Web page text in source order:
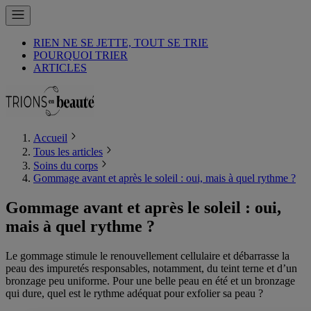
RIEN NE SE JETTE, TOUT SE TRIE
POURQUOI TRIER
ARTICLES
Accueil
Tous les articles
Soins du corps
Gommage avant et après le soleil : oui, mais à quel rythme ?
Gommage avant et après le soleil : oui,
mais à quel rythme ?
Le gommage stimule le renouvellement cellulaire et débarrasse la
peau des impuretés responsables, notamment, du teint terne et d’un
bronzage peu uniforme. Pour une belle peau en été et un bronzage
qui dure, quel est le rythme adéquat pour exfolier sa peau ?